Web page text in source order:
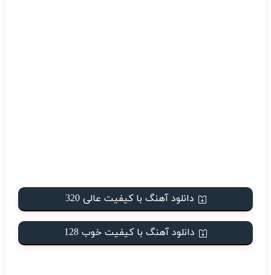
دانلود آهنگ با کیفیت عالی 320
دانلود آهنگ با کیفیت خوب 128